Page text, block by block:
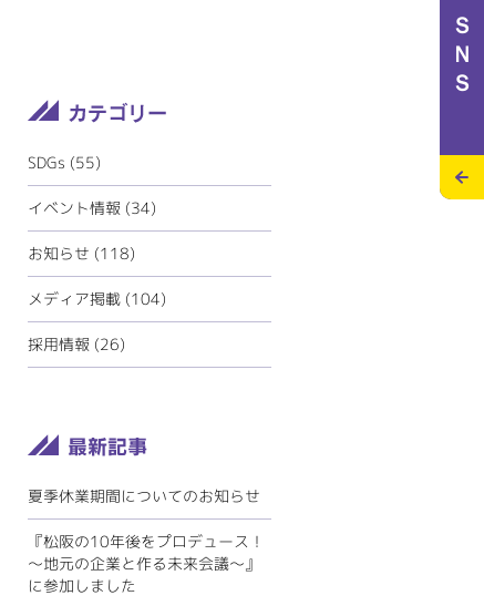
特設サイト
ECOリフォーム
ペレットストーブ
ミツイバウデザイン
ＳＮＳ
SDGs (55)
イベント情報 (34)
お知らせ (118)
メディア掲載 (104)
採用情報 (26)
夏季休業期間についてのお知らせ
『松阪の10年後をプロデュース！
～地元の企業と作る未来会議～』
に参加しました